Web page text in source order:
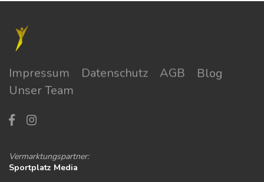
Impressum Datenschutz AGB
Blog
Unser Team
Vermarktungspartner:
Sportplatz Media